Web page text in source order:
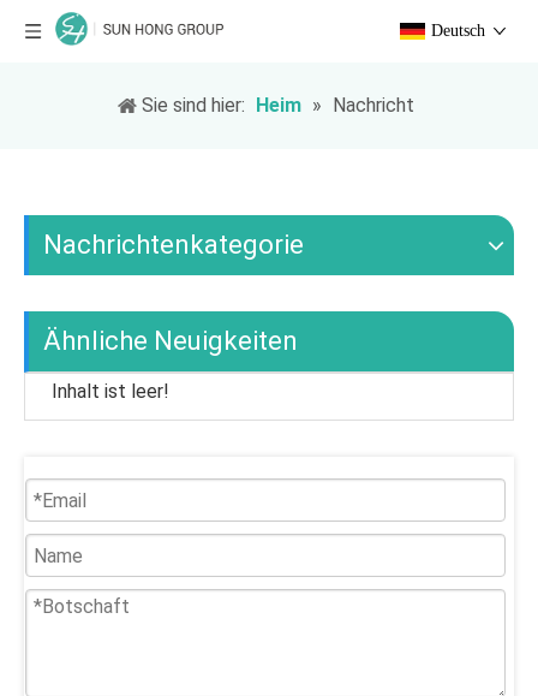
Deutsch
Sie sind hier: Heim » Nachricht
Nachrichtenkategorie
Ähnliche Neuigkeiten
Inhalt ist leer!